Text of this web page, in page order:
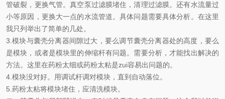
管破裂，更换气管。真空泵过滤膜堵住，清理过滤膜。还有水流量过
小等原因，更换大一点的水流管道。具体问题需要具体分析。在这里
我只列举出了简单的几处。
3.模块与囊壳分离器间隙过大，要么调节囊壳分离器处的高度，要么
是模块，或者是模块里的伸缩杆有问题。需要分析，才能找出解决的
方法。这里在药粉太细或药粉太粘是zui容易出问题的。
4.模块没对好。用调试杆调对模块，直到自动落位。
5.药粉太粘将模块堵住，应清洗模块。